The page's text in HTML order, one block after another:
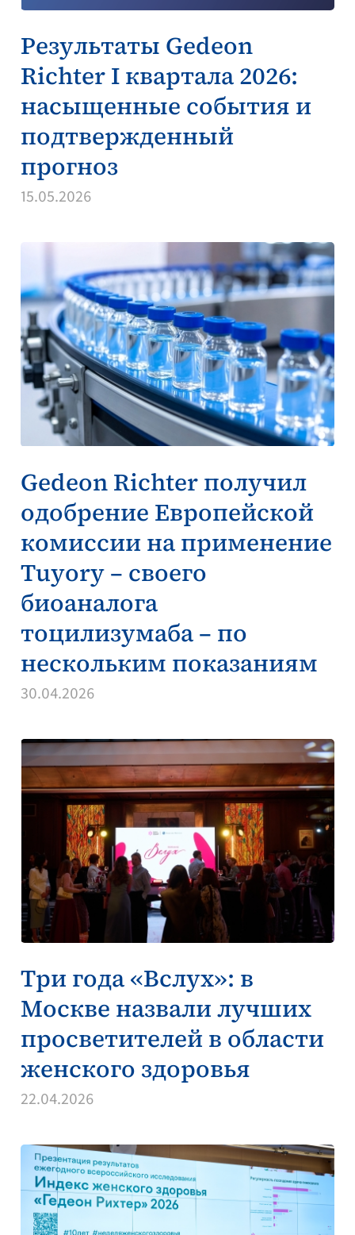
Результаты Gedeon
Richter I квартала 2026:
насыщенные события и
подтвержденный
прогноз
15.05.2026
Gedeon Richter получил
одобрение Европейской
комиссии на применение
Tuyory – своего
биоаналога
тоцилизумаба – по
нескольким показаниям
30.04.2026
Три года «Вслух»: в
Москве назвали лучших
просветителей в области
женского здоровья
22.04.2026